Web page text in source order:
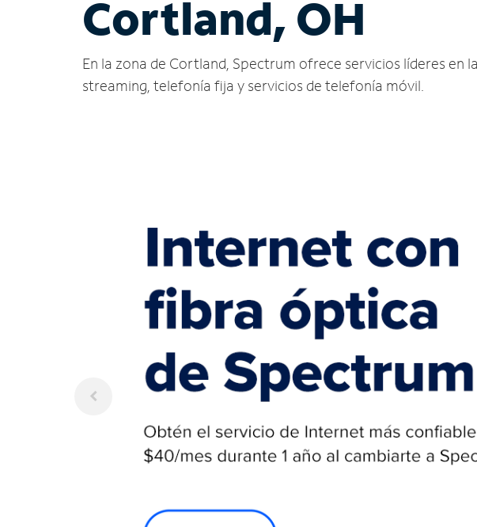
Cortland, OH
En la zona de Cortland, Spectrum ofrece servicios líderes
streaming, telefonía fija y servicios de telefonía móvil.